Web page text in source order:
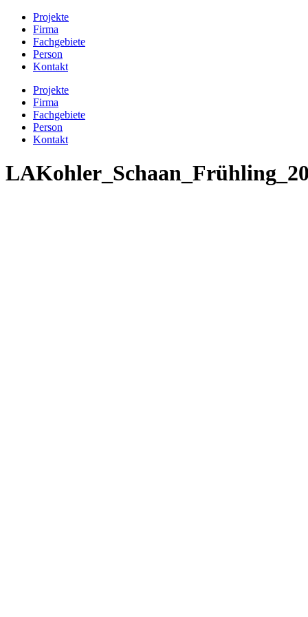
Projekte
Firma
Fachgebiete
Person
Kontakt
Projekte
Firma
Fachgebiete
Person
Kontakt